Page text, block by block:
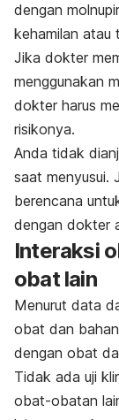
dengan
kehamilan atau
Jika dokter
menggunakan
dokter harus
risikonya.
Anda tidak
saat menyusui.
berencana
dengan dokter
Interaksi
obat lain
Menurut data
obat dan
dengan obat
Tidak ada uji
obat-obatan